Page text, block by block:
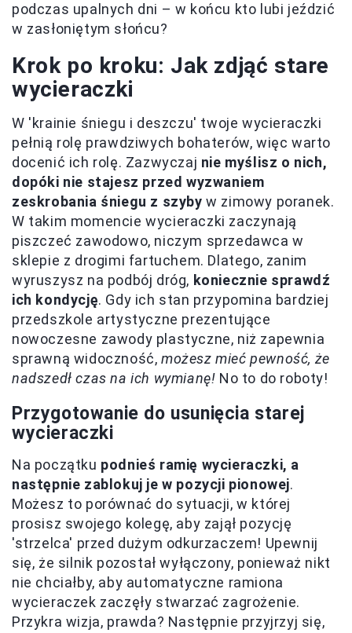
podczas upalnych dni – w końcu kto lubi jeździć
w zasłoniętym słońcu?
Krok po kroku: Jak zdjąć stare
wycieraczki
W 'krainie śniegu i deszczu' twoje wycieraczki
pełnią rolę prawdziwych bohaterów, więc warto
docenić ich rolę. Zazwyczaj nie myślisz o nich,
dopóki nie stajesz przed wyzwaniem
zeskrobania śniegu z szyby w zimowy poranek.
W takim momencie wycieraczki zaczynają
piszczeć zawodowo, niczym sprzedawca w
sklepie z drogimi fartuchem. Dlatego, zanim
wyruszysz na podbój dróg, koniecznie sprawdź
ich kondycję. Gdy ich stan przypomina bardziej
przedszkole artystyczne prezentujące
nowoczesne zawody plastyczne, niż zapewnia
sprawną widoczność,możesz mieć pewność, że
nadszedł czas na ich wymianę! No to do roboty!
Przygotowanie do usunięcia starej
wycieraczki
Na początku podnieś ramię wycieraczki, a
następnie zablokuj je w pozycji pionowej.
Możesz to porównać do sytuacji, w której
prosisz swojego kolegę, aby zajął pozycję
'strzelca' przed dużym odkurzaczem! Upewnij
się, że silnik pozostał wyłączony, ponieważ nikt
nie chciałby, aby automatyczne ramiona
wycieraczek zaczęły stwarzać zagrożenie.
Przykra wizja, prawda? Następnie przyjrzyj się,